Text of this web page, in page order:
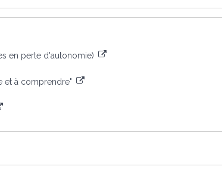
en perte d'autonomie)
et à comprendre"